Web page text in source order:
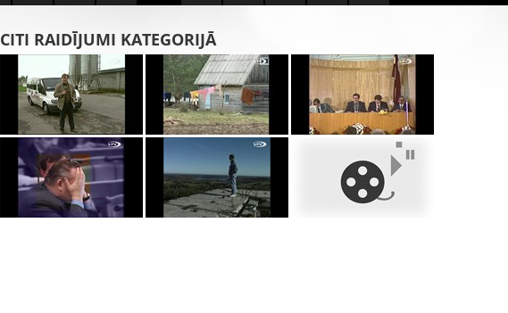
CITI RAIDĪJUMI KATEGORIJĀ